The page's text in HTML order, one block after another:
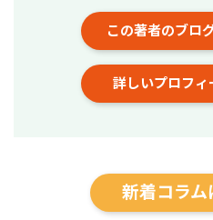
上。パー
不動産会
した。
立ち上げ
サービス
間1.5万PV
データベ
です。 競合が対応しきれないような細
かいキー
この著者のブロ
詳しいプロフィ
新着コラム